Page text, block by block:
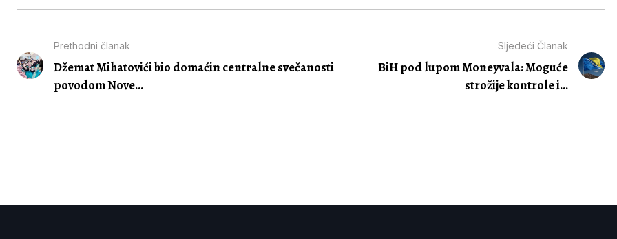
Prethodni članak
Džemat Mihatovići bio domaćin centralne svečanosti
povodom Nove...
Sljedeći Članak
BiH pod lupom Moneyvala: Moguće
strožije kontrole i...